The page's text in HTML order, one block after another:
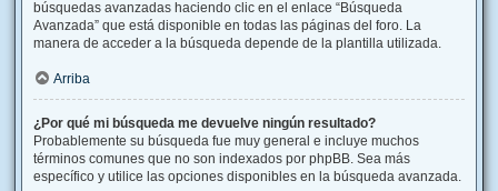
búsquedas avanzadas haciendo clic en el enlace “Búsqueda
Avanzada” que está disponible en todas las páginas del foro. La
manera de acceder a la búsqueda depende de la plantilla utilizada.
Arriba
¿Por qué mi búsqueda me devuelve ningún resultado?
Probablemente su búsqueda fue muy general e incluye muchos
términos comunes que no son indexados por phpBB. Sea más
específico y utilice las opciones disponibles en la búsqueda avanzada.